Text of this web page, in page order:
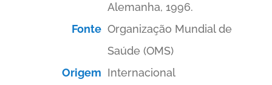
Alemanha, 1996.
Fonte Organização Mundial de
Saúde (OMS)
Origem Internacional